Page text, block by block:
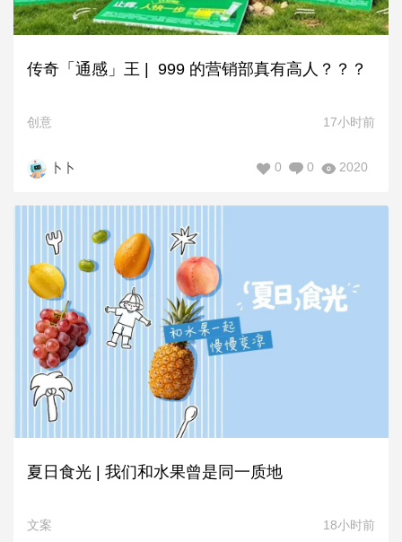
传奇「通感」王 | 999 的营销部真有高人？？？
创意 17小时前
卜卜 2020
0
0
夏日食光 | 我们和水果曾是同一质地
文案 18小时前